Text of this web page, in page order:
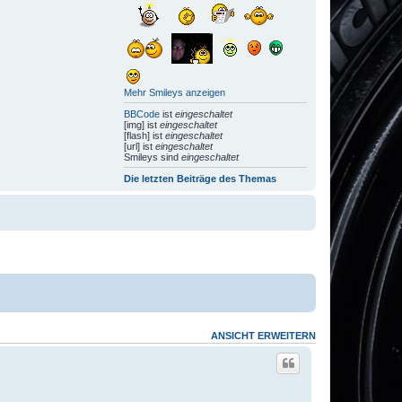
Mehr Smileys anzeigen
BBCode isteingeschaltet
[img] isteingeschaltet
[flash] isteingeschaltet
[url] isteingeschaltet
Smileys sindeingeschaltet
Die letzten Beiträge des Themas
ANSICHT ERWEITERN